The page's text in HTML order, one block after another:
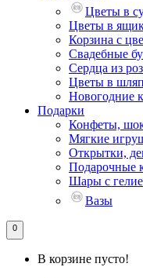
Цветы в
Цветы в
Корзина с
Свадебные
Сердца из роз
Цветы в
Новогодние
Подарки
Конфеты,
Мягкие
Открытки,
Подарочные
Шары с
Вазы
0
В корзине пусто!